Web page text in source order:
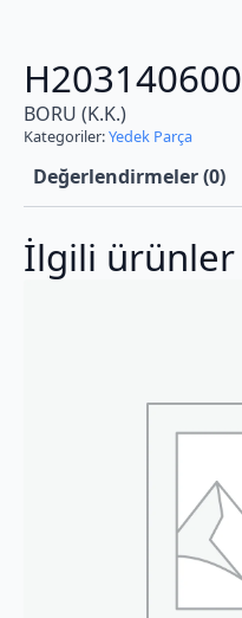
H203140600
BORU (K.K.)
Kategoriler:Yedek Parça
Değerlendirmeler (0)
İlgili ürünler